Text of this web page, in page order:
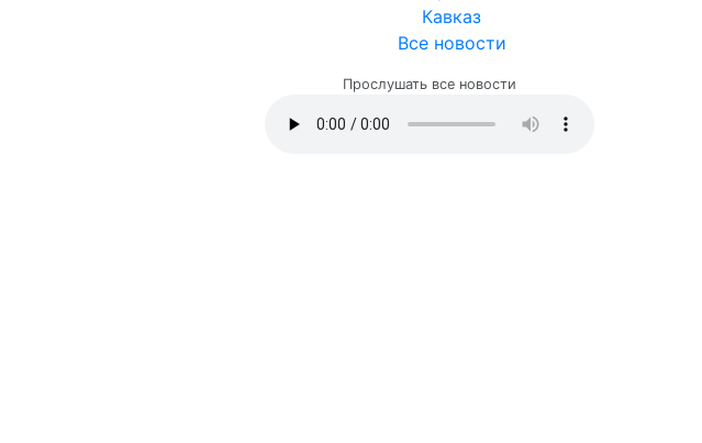
Кавказ
Все новости
Прослушать все новости